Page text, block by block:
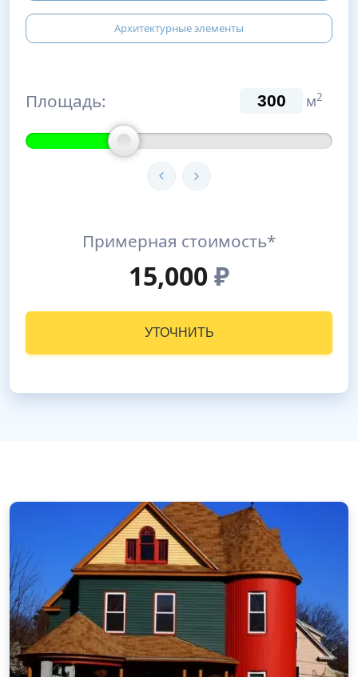
Архитектурные элементы
Площадь: м2
Примерная стоимость*
15,000₽
УТОЧНИТЬ